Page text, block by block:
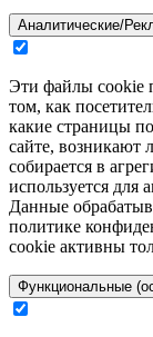
Аналитические/
Эти файлы cookie
том, как
какие страницы
сайте,
собирается в
используется для
Данные
политике
cookie активны
Функциональные